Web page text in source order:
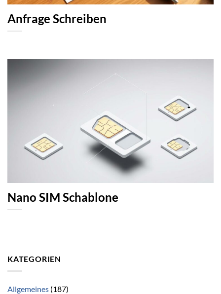
Anfrage Schreiben
Nano SIM Schablone
KATEGORIEN
Allgemeines (187)